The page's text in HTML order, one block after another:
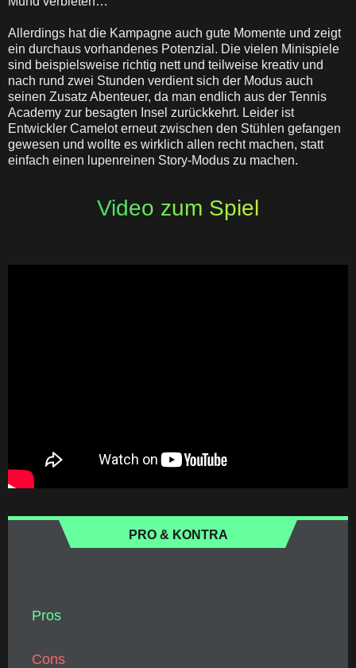
Allerdings hat die Kampagne auch gute Momente und zeigt
ein durchaus vorhandenes Potenzial. Die vielen Minispiele
sind beispielsweise richtig nett und teilweise kreativ und
nach rund zwei Stunden verdient sich der Modus auch
seinen Zusatz Abenteuer, da man endlich aus der Tennis
Academy zur besagten Insel zurückkehrt. Leider ist
Entwickler Camelot erneut zwischen den Stühlen gefangen
gewesen und wollte es wirklich allen recht machen, statt
einfach einen lupenreinen Story-Modus zu machen.
Video zum Spiel
PRO & KONTRA
Pros
Cons